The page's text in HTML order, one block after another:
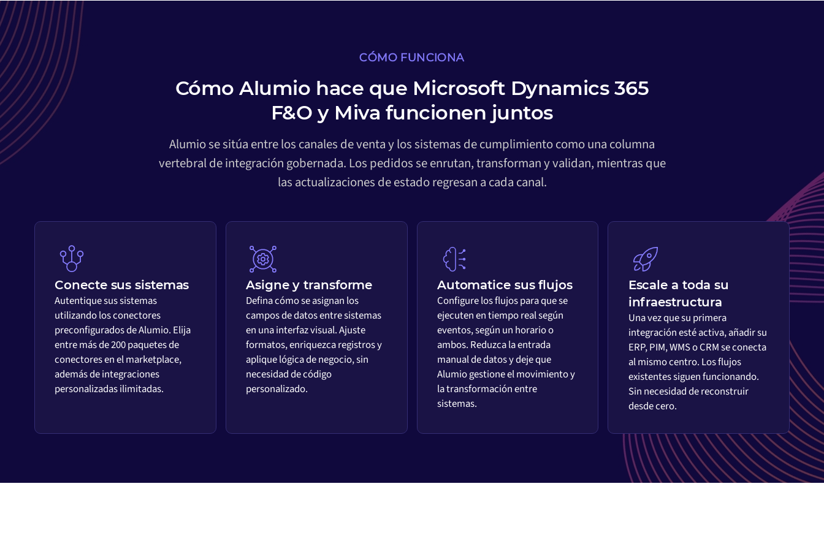
CÓMO FUNCIONA
Cómo Alumio hace que Microsoft Dynamics 365
F&O y Miva funcionen juntos
Alumio se sitúa entre los canales de venta y los sistemas de cumplimiento como una columna
vertebral de integración gobernada. Los pedidos se enrutan, transforman y validan, mientras que
las actualizaciones de estado regresan a cada canal.
Conecte sus sistemas
Autentique sus sistemas
utilizando los conectores
preconfigurados de Alumio. Elija
entre más de 200 paquetes de
conectores en el marketplace,
además de integraciones
personalizadas ilimitadas.
Asigne y transforme
Defina cómo se asignan los
campos de datos entre sistemas
en una interfaz visual. Ajuste
formatos, enriquezca registros y
aplique lógica de negocio, sin
necesidad de código
personalizado.
Automatice sus flujos
Configure los flujos para que se
ejecuten en tiempo real según
eventos, según un horario o
ambos. Reduzca la entrada
manual de datos y deje que
Alumio gestione el movimiento y
la transformación entre
sistemas.
Escale a toda su
infraestructura
Una vez que su primera
integración esté activa, añadir su
ERP, PIM, WMS o CRM se conecta
al mismo centro. Los flujos
existentes siguen funcionando.
Sin necesidad de reconstruir
desde cero.